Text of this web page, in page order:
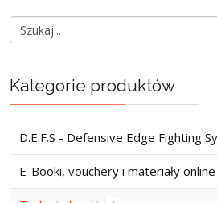
Kategorie produktów
D.E.F.S - Defensive Edge Fighting
E-Booki, vouchery i materiały online